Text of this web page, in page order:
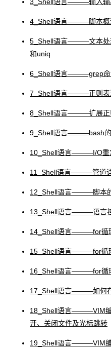
4_Shell语言―――脚本概
5_Shell语言―――文本处
和uniq
6_Shell语言―――grep命
7_Shell语言―――正则表
8_Shell语言―――扩展正
9_Shell语言―――bash的
10_Shell语言―――I/O重
11_Shell语言―――管道
12_Shell语言―――脚本
13_Shell语言―――语言
14_Shell语言―――for循
15_Shell语言―――for循
16_Shell语言―――for循
17_Shell语言―――如何
18_Shell语言―――VIM编
开、关闭文件及光标跳转
19_Shell语言―――VIM编